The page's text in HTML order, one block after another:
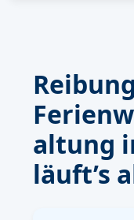
altung
läuft’s